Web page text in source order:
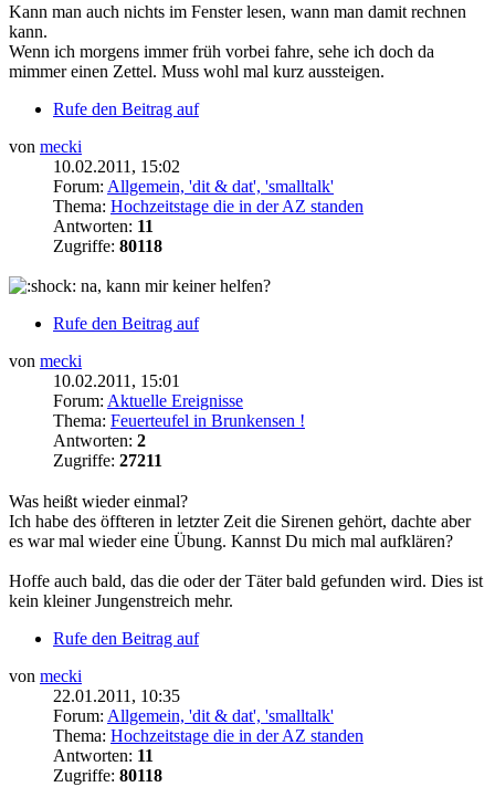
Kann man auch nichts im Fenster lesen, wann man damit rechnen
kann.
Wenn ich morgens immer früh vorbei fahre, sehe ich doch da
mimmer einen Zettel. Muss wohl mal kurz aussteigen.
Rufe den Beitrag auf
von mecki
10.02.2011, 15:02
Forum: Allgemein, 'dit & dat', 'smalltalk'
Thema: Hochzeitstage die in der AZ standen
Antworten: 11
Zugriffe: 80118
na, kann mir keiner helfen?
Rufe den Beitrag auf
von mecki
10.02.2011, 15:01
Forum: Aktuelle Ereignisse
Thema: Feuerteufel in Brunkensen !
Antworten: 2
Zugriffe: 27211
Was heißt wieder einmal?
Ich habe des öffteren in letzter Zeit die Sirenen gehört, dachte aber
es war mal wieder eine Übung. Kannst Du mich mal aufklären?
Hoffe auch bald, das die oder der Täter bald gefunden wird. Dies ist
kein kleiner Jungenstreich mehr.
Rufe den Beitrag auf
von mecki
22.01.2011, 10:35
Forum: Allgemein, 'dit & dat', 'smalltalk'
Thema: Hochzeitstage die in der AZ standen
Antworten: 11
Zugriffe: 80118